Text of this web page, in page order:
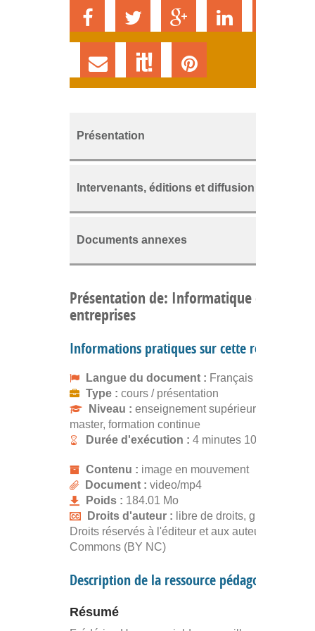
Présentation
Intervenants, éditions et diffusion
Documents annexes
Présentation de: Informatique et
entreprises
Informations pratiques sur cette ressource
Langue du document : Français
Type : cours / présentation
Niveau : enseignement supérieur, licence,
master, formation continue
Durée d'exécution : 4 minutes 10 secondes
Contenu : image en mouvement
Document : video/mp4
Poids : 184.01 Mo
Droits d'auteur : libre de droits, gratuit
Droits réservés à l'éditeur et aux auteurs.
Commons (BY NC)
Description de la ressource pédagogique
Résumé